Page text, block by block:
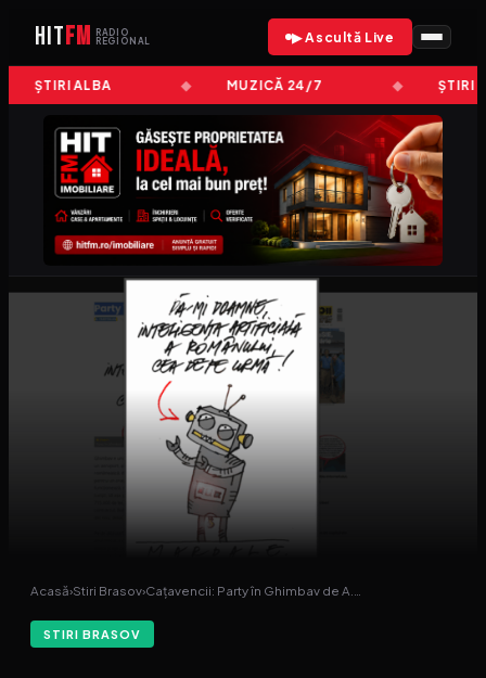
HITFM
RADIO
REGIONAL
▶ Ascultă Live
ȘTIRI ALBA MUZICĂ 24/7 ȘTIRI
Acasă›Stiri Brasov›Cațavencii: Party în Ghimbav de A.…
STIRI BRASOV